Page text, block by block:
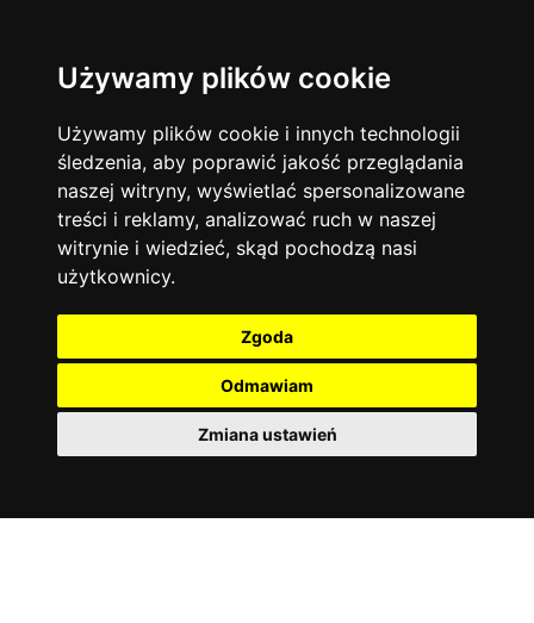
Używamy plików cookie
Używamy plików cookie i innych technologii
śledzenia, aby poprawić jakość przeglądania
naszej witryny, wyświetlać spersonalizowane
treści i reklamy, analizować ruch w naszej
witrynie i wiedzieć, skąd pochodzą nasi
użytkownicy.
Zgoda
Odmawiam
Zmiana ustawień
Język angielski 13744
Matematyka 12928
Chemia 4886
Język niemiecki 4307
Język polski 3426
Fizyka
Język francuski
Warszawa
Korepetycje
Online
14836
Kraków 7753
Wrocław
Łódź 3512
Gdańsk 2075
zakres dni
Wtorek
Środa
Czwartek
Piątek
Sobota
Niedziela
więcej filtrów Filtruj